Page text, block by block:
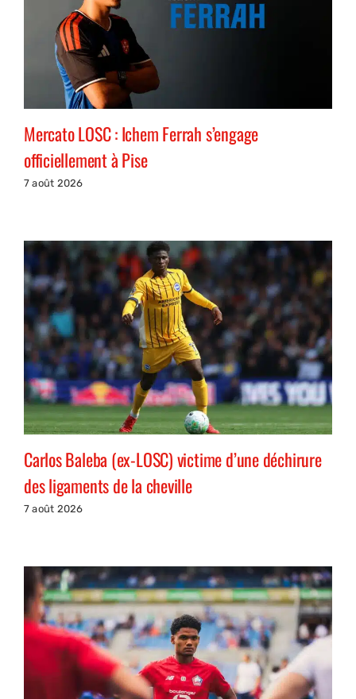
Mercato LOSC : Ichem Ferrah s’engage
officiellement à Pise
7 août 2026
Carlos Baleba (ex-LOSC) victime d’une déchirure
des ligaments de la cheville
7 août 2026